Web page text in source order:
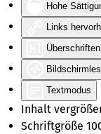
Hohe
Links
Textmodus
Inhalt
Schriftgröße